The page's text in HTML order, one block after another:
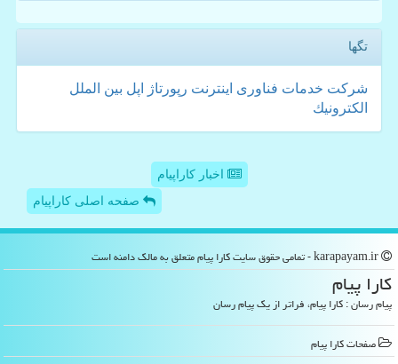
تگها
شركت خدمات فناوری اینترنت رپورتاژ اپل بین الملل
الكترونیك
اخبار کاراپیام
صفحه اصلی کاراپیام
كارا پیام
پیام رسان : کارا پیام، فراتر از یک پیام رسان
صفحات كارا پیام